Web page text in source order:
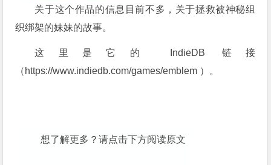
关于这个作品的信息目前不多，关于拯救被神秘组
织绑架的妹妹的故事。
这里是它的 IndieDB 链接
（https://www.indiedb.com/games/emblem ）。
想了解更多？请点击下方阅读原文